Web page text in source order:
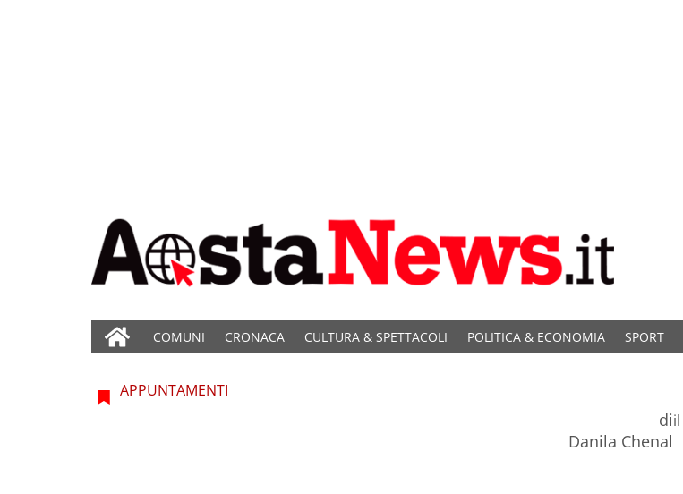
COMUNI CRONACA CULTURA & SPETTACOLI POLITICA & ECONOMIA SPORT
APPUNTAMENTI
di
Danila Chenal
il